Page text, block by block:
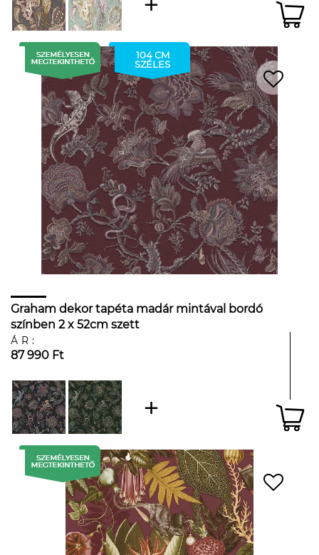
104 CM
SZÉLES
Graham dekor tapéta madár mintával bordó
színben 2 x 52cm szett
ÁR:
87 990 Ft